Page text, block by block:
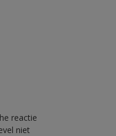
reactie
niet